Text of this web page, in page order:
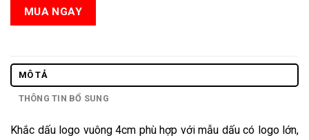
MUA NGAY
MÔ TẢ
THÔNG TIN BỔ SUNG
Khắc dấu logo vuông 4cm phù hợp với mẫu dấu có logo lớn,